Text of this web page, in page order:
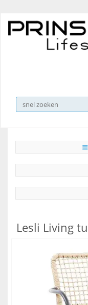
Lesli Living